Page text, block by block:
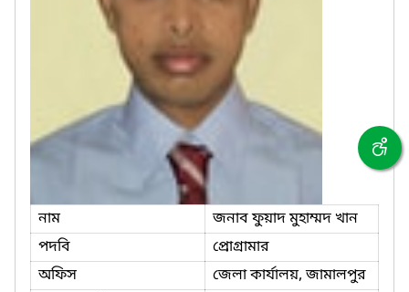
নাম
জনাব ফুয়াদ মুহাম্মদ খান
পদবি
প্রোগ্রামার
অফিস
জেলা কার্যালয়, জামালপুর